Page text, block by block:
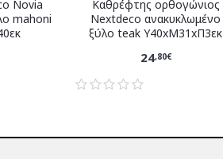
Novia
mahoni
Καθρέφτης ορθογώνιος
Nextdeco ανακυκλωμένο
ξύλο teak Υ40xM31xΠ3εκ
24,80€